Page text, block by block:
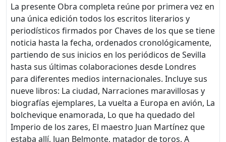
La presente Obra completa reúne por primera vez en
una única edición todos los escritos literarios y
periodísticos firmados por Chaves de los que se tiene
noticia hasta la fecha, ordenados cronológicamente,
partiendo de sus inicios en los periódicos de Sevilla
hasta sus últimas colaboraciones desde Londres
para diferentes medios internacionales. Incluye sus
nueve libros: La ciudad, Narraciones maravillosas y
biografías ejemplares, La vuelta a Europa en avión, La
bolchevique enamorada, Lo que ha quedado del
Imperio de los zares, El maestro Juan Martínez que
estaba allí, Juan Belmonte, matador de toros, A